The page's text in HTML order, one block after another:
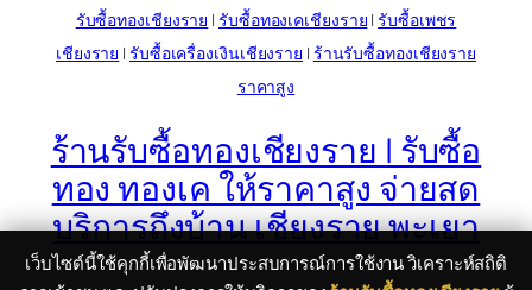
รับซื้อทองเชียงราย | รับซื้อทองเคเชียงราย |รับซื้อเพชร
เชียงราย | รับซื้อเครื่องเงินเชียงราย | ร้านรับซื้อทองเชียงราย
ราคาสูง
เว็บไซต์นี้ใช้คุกกี้เพื่อพัฒนาประสบการณ์การใช้งาน วิเคราะห์สถิติ
ร้านรับซื้อทองเชียงราย | รับซื้อ
ทอง ทองเค ให้ราคาสูง จ่ายสด
บริการถึงบ้าน เชียงราย พะเยา